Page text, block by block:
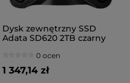
Dysk zewnętrzny SSD
Adata SD620 2TB czarny
0 ocen
1 347,14 zł